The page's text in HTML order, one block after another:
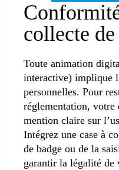
collecte de
Toute animation
interactive) implique
personnelles. Pour
réglementation,
mention claire sur
Intégrez une case à
de badge ou de la
garantir la légalité de